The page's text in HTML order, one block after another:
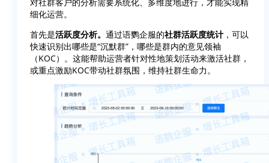
细化运营。
首先是活跃度分析。 通过语鹦企服的社群活跃度统计 ，可以
快速识别出哪些是“沉默群”，哪些是群内的意见领袖
（KOC）。这能帮助运营者针对性地策划活动来激活社群，
或重点激励KOC带动社群氛围，维持社群生命力。